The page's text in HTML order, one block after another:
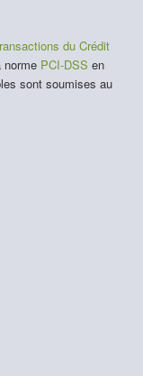
du Crédit
norme PCI-DSS en
sont soumises au